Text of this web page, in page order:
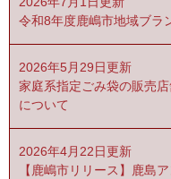
令和8年度鹿嶋市地域ブラ
2026年5月29日更新
家庭系指定ごみ袋の販売
について
2026年4月22日更新
【鹿嶋市リリース】鹿島